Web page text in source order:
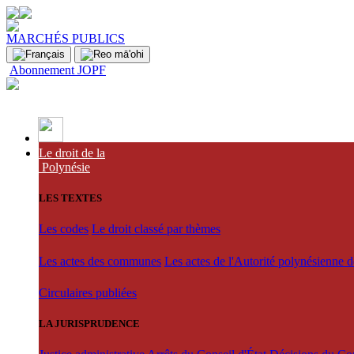
MARCHÉS PUBLICS
Abonnement JOPF
Le droit de la
Polynésie
LES TEXTES
Les codes Le droit classé par thèmes
Les actes des communes Les actes de l'Autorité polynésienne
Circulaires publiées
LA JURISPRUDENCE